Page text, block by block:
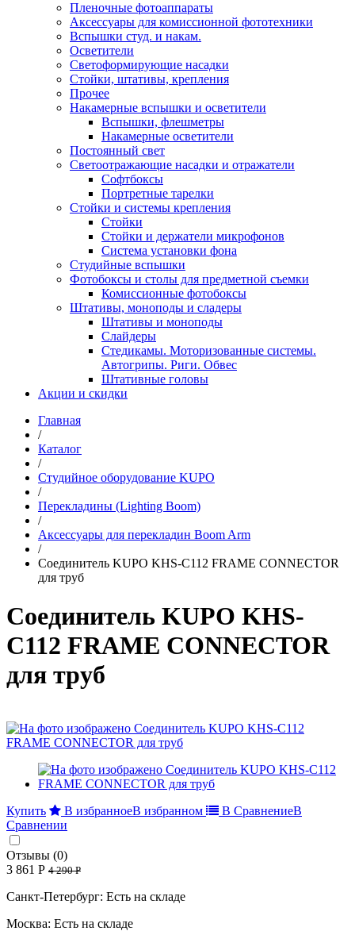
Пленочные фотоаппараты
Аксессуары для комиссионной фототехники
Вспышки студ. и накам.
Осветители
Светоформирующие насадки
Стойки, штативы, крепления
Прочее
Накамерные вспышки и осветители
Вспышки, флешметры
Накамерные осветители
Постоянный свет
Светоотражающие насадки и отражатели
Софтбоксы
Портретные тарелки
Стойки и системы крепления
Стойки
Стойки и держатели микрофонов
Система установки фона
Студийные вспышки
Фотобоксы и столы для предметной съемки
Комиссионные фотобоксы
Штативы, моноподы и сладеры
Штативы и моноподы
Слайдеры
Стедикамы. Моторизованные системы.
Автогрипы. Риги. Обвес
Штативные головы
Акции и скидки
Главная
/
Каталог
/
Студийное оборудование KUPO
/
Перекладины (Lighting Boom)
/
Аксессуары для перекладин Boom Arm
/
Соединитель KUPO KHS-C112 FRAME CONNECTOR
для труб
Соединитель KUPO KHS-
C112 FRAME CONNECTOR
для труб
Купить В избранноеВ избранном В СравнениеВ
Сравнении
Отзывы (0)
3 861 Р 4 290 Р
Санкт-Петербург: Есть на складе
Москва: Есть на складе